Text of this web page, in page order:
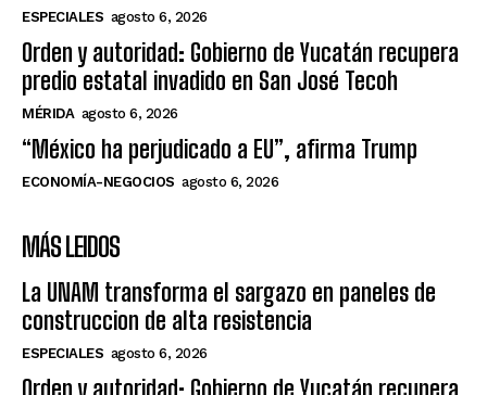
ESPECIALES agosto 6, 2026
Orden y autoridad: Gobierno de Yucatán recupera
predio estatal invadido en San José Tecoh
MÉRIDA agosto 6, 2026
“México ha perjudicado a EU”, afirma Trump
ECONOMÍA-NEGOCIOS agosto 6, 2026
MÁS LEIDOS
La UNAM transforma el sargazo en paneles de
construccion de alta resistencia
ESPECIALES agosto 6, 2026
Orden y autoridad: Gobierno de Yucatán recupera